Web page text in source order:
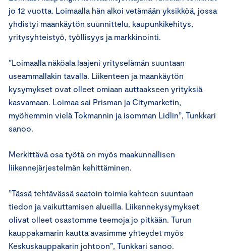
jo 12 vuotta. Loimaalla hän alkoi vetämään yksikköä, jossa
yhdistyi maankäytön suunnittelu, kaupunkikehitys,
yritysyhteistyö, työllisyys ja markkinointi.
”Loimaalla näköala laajeni yrityselämän suuntaan
useammallakin tavalla. Liikenteen ja maankäytön
kysymykset ovat olleet omiaan auttaakseen yrityksiä
kasvamaan. Loimaa sai Prisman ja Citymarketin,
myöhemmin vielä Tokmannin ja isomman Lidlin”, Tunkkari
sanoo.
Merkittävä osa työtä on myös maakunnallisen
liikennejärjestelmän kehittäminen.
”Tässä tehtävässä saatoin toimia kahteen suuntaan
tiedon ja vaikuttamisen alueilla. Liikennekysymykset
olivat olleet osastomme teemoja jo pitkään. Turun
kauppakamarin kautta avasimme yhteydet myös
Keskuskauppakarin johtoon”, Tunkkari sanoo.